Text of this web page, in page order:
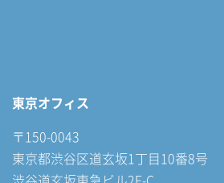
東京オフィス
〒150-0043
東京都渋谷区道玄坂1丁目10番8号